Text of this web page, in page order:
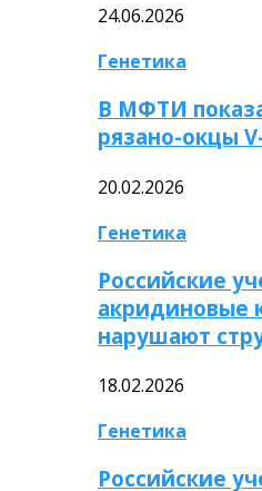
24.06.2026
Генетика
В МФТИ
рязано-окцы
20.02.2026
Генетика
Российские
акридиновые
нарушают
18.02.2026
Генетика
Российские